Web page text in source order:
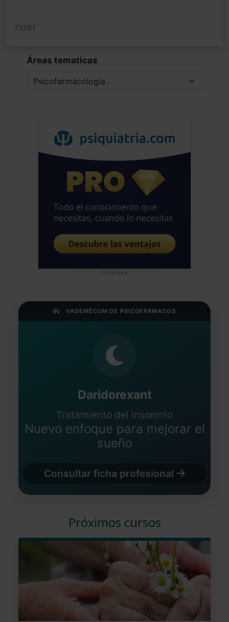
71281
Áreas tematicas
Publicidad
VADEMÉCUM DE PSICOFÁRMACOS
Daridorexant
Tratamiento del insomnio
Nuevo enfoque para mejorar el
sueño
Consultar ficha profesional
Próximos cursos